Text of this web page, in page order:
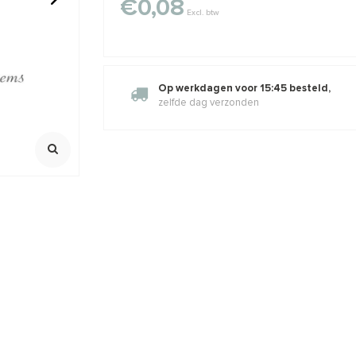
Incl. btw €1,61 €3,95 Incl. btw
€0,08 Excl. btw
Op werkdagen voor 15:45 besteld,
zelfde dag verzonden